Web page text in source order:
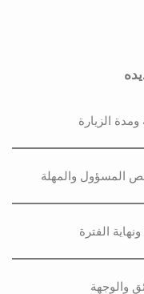
الزيارة
المسؤول والمهلة
الفترة
والوجهة